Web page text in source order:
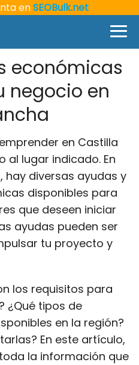
enSEOBulk.net
económicas
negocio en
en Castilla
al lugar indicado. En
hay diversas ayudas y
disponibles para
que deseen iniciar
ayudas pueden ser
tu proyecto y
los requisitos para
¿Qué tipos de
en la región?
En este artículo,
la información que